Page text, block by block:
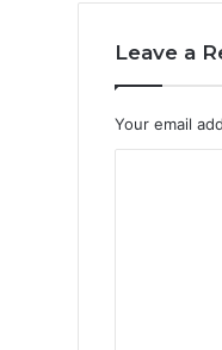
Leave a
Your email